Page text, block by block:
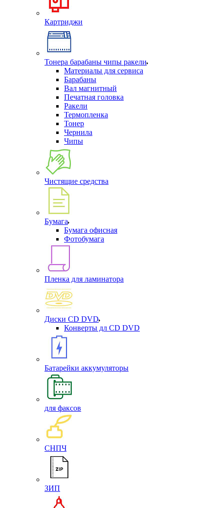
Картриджи
Тонера барабаны чипы ракели
Материалы для сервиса
Барабаны
Вал магнитный
Печатная головка
Ракели
Термопленка
Тонер
Чернила
Чипы
Чистящие средства
Бумага
Бумага офисная
Фотобумага
Пленка для ламинатора
Диски CD DVD
Конверты дл CD DVD
Батарейки аккумуляторы
для факсов
СНПЧ
ЗИП